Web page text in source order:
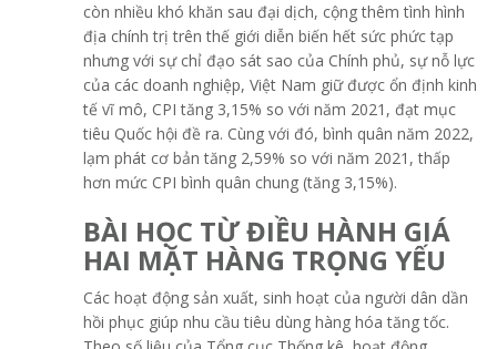
còn nhiều khó khăn sau đại dịch, cộng thêm tình hình
địa chính trị trên thế giới diễn biến hết sức phức tạp
nhưng với sự chỉ đạo sát sao của Chính phủ, sự nỗ lực
của các doanh nghiệp, Việt Nam giữ được ổn định kinh
tế vĩ mô, CPI tăng 3,15% so với năm 2021, đạt mục
tiêu Quốc hội đề ra. Cùng với đó, bình quân năm 2022,
lạm phát cơ bản tăng 2,59% so với năm 2021, thấp
hơn mức CPI bình quân chung (tăng 3,15%).
BÀI HỌC TỪ ĐIỀU HÀNH GIÁ
HAI MẶT HÀNG TRỌNG YẾU
Các hoạt động sản xuất, sinh hoạt của người dân dần
hồi phục giúp nhu cầu tiêu dùng hàng hóa tăng tốc.